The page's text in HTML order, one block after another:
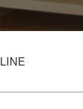
LINE